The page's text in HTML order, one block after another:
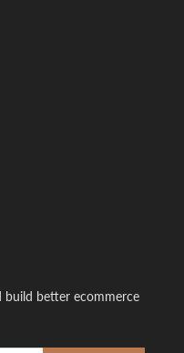
build better ecommerce